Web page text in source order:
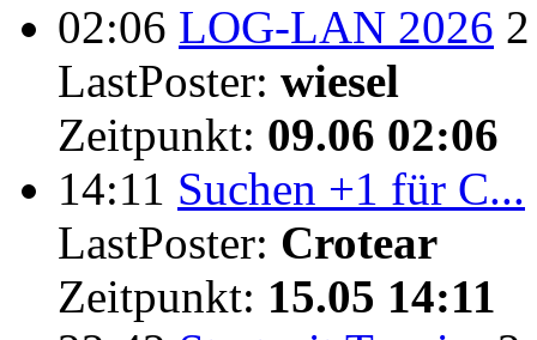
02:06 LOG-LAN 2026 2
LastPoster: wiesel
Zeitpunkt: 09.06 02:06
14:11 Suchen +1 für C...
LastPoster: Crotear
Zeitpunkt: 15.05 14:11